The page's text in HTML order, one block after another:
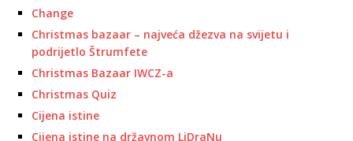
Change
Christmas bazaar – najveća džezva na svijetu i
podrijetlo Štrumfete
Christmas Bazaar IWCZ-a
Christmas Quiz
Cijena istine
Cijena istine na državnom LiDraNu